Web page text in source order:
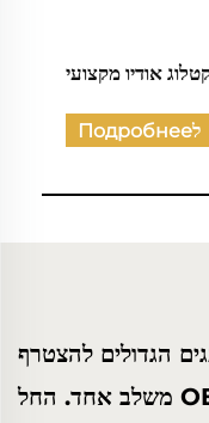
אודיו מקצועי
לПодробнее
הגדולים להצטרף
לשותפות ולוודא שירותי OEM משלב אחד. החל